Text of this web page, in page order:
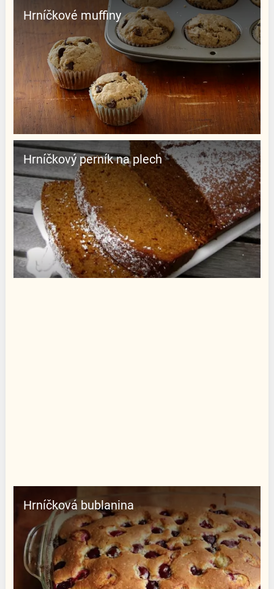
Hrníčkové muffiny
Hrníčkový perník na plech
Hrníčková bublanina